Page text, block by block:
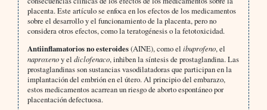
placenta. Este artículo se enfoca en los efectos de los medicamentos
sobre el desarrollo y el funcionamiento de la placenta, pero no
considera otros efectos, como la teratogénesis o la fetotoxicidad.
Antiinflamatorios no esteroides(AINE), como el ibuprofeno, el
naproxenoy el diclofenaco, inhiben la síntesis de prostaglandina. Las
prostaglandinas son sustancias vasodilatadoras que participan en la
implantación del embrión en el útero. Al principio del embarazo,
estos medicamentos acarrean un riesgo de aborto espontáneo por
placentación defectuosa.